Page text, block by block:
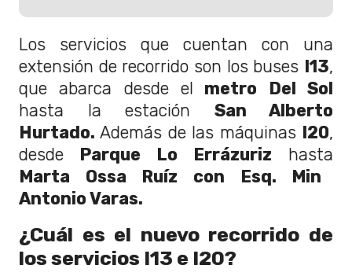
Los servicios que cuentan con una
extensión de recorrido son los buses I13,
que abarca desde el metro Del Sol
hasta la estación San Alberto
Hurtado. Además de las máquinas I20,
desde Parque Lo Errázuriz hasta
Marta Ossa Ruíz con Esq. Min
Antonio Varas.
¿Cuál es el nuevo recorrido de
los servicios I13 e I20?